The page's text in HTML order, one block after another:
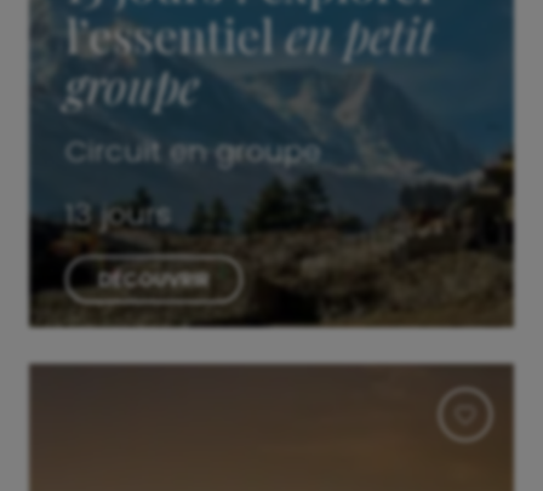
l’essentielen petit
groupe
Circuit en groupe
13 jours
DÉCOUVRIR